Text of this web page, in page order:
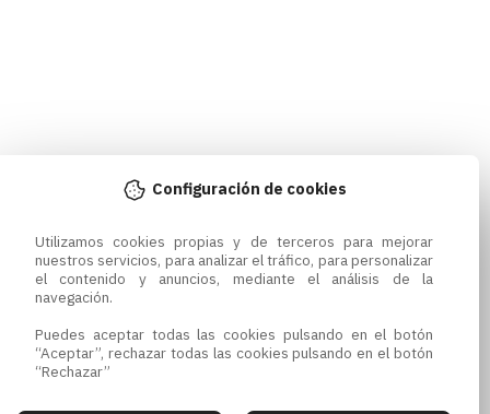
Configuración de cookies
Utilizamos cookies propias y de terceros para mejorar
nuestros servicios, para analizar el tráfico, para personalizar
el contenido y anuncios, mediante el análisis de la
navegación.
Puedes aceptar todas las cookies pulsando en el botón
“Aceptar”, rechazar todas las cookies pulsando en el botón
“Rechazar”